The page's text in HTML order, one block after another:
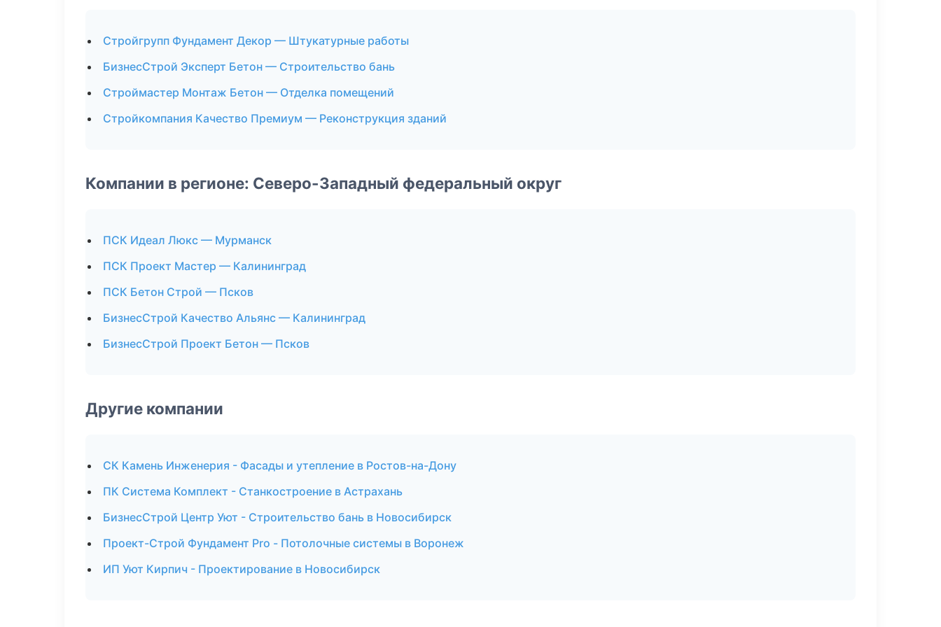
Стройгрупп Фундамент Декор — Штукатурные работы
БизнесСтрой Эксперт Бетон — Строительство бань
Строймастер Монтаж Бетон — Отделка помещений
Стройкомпания Качество Премиум — Реконструкция зданий
Компании в регионе: Северо-Западный федеральный округ
ПСК Идеал Люкс — Мурманск
ПСК Проект Мастер — Калининград
ПСК Бетон Строй — Псков
БизнесСтрой Качество Альянс — Калининград
БизнесСтрой Проект Бетон — Псков
Другие компании
СК Камень Инженерия - Фасады и утепление в Ростов-на-Дону
ПК Система Комплект - Станкостроение в Астрахань
БизнесСтрой Центр Уют - Строительство бань в Новосибирск
Проект-Строй Фундамент Pro - Потолочные системы в Воронеж
ИП Уют Кирпич - Проектирование в Новосибирск